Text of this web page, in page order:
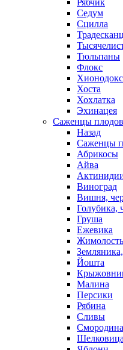
Рябчик
Седум
Сцилла
Тюльпаны
Флокс
Хоста
Хохлатка
Эхинацея
Саженцы
Назад
Саженцы
Абрикосы
Айва
Виноград
Вишня,
Голубика,
Груша
Ежевика
Жимолость
Йошта
Малина
Персики
Рябина
Сливы
Смородина
Шелковица